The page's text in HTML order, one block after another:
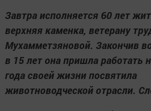
Завтра исполняется 60 лет
верхняя каменка, ветерану
Мухамметзяновой. Закончив
в 15 лет она пришла работать
года своей жизни посвятила
животноводческой отрасли.